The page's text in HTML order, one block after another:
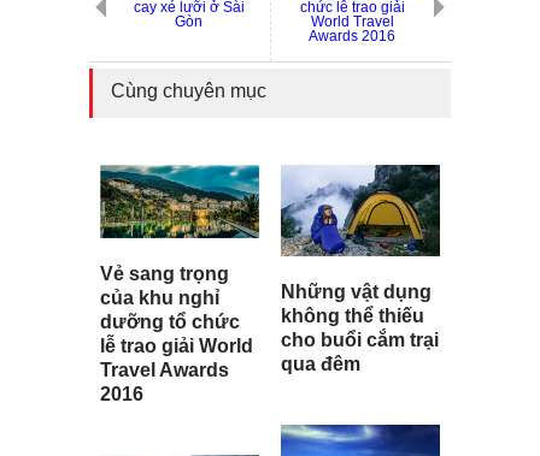
cay xé lưỡi ở Sài
Gòn
chức lễ trao giải
World Travel
Awards 2016
Cùng chuyên mục
Vẻ sang trọng
của khu nghỉ
dưỡng tổ chức
lễ trao giải World
Travel Awards
2016
Những vật dụng
không thể thiếu
cho buổi cắm trại
qua đêm